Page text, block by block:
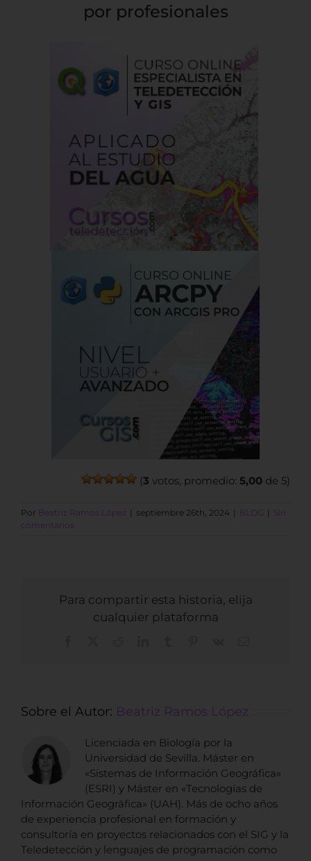
por profesionales
(3 votos, promedio: 5,00 de 5)
Por Beatriz Ramos López | septiembre 26th, 2024 | BLOG | Sin
comentarios
Para compartir esta historia, elija
cualquier plataforma
Sobre el Autor: Beatriz Ramos López
Licenciada en Biología por la
Universidad de Sevilla. Máster en
«Sistemas de Información Geográfica»
(ESRI) y Máster en «Tecnologías de
Información Geográfica» (UAH). Más de ocho años
de experiencia profesional en formación y
consultoría en proyectos relacionados con el SIG y la
Teledetección y lenguajes de programación como